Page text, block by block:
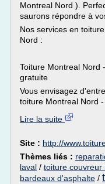
Montreal Nord ).
saurons répondre à
Nos services en
Nord :
Toiture Montreal Nord
gratuite
Vous envisagez
toiture Montreal Nord
Lire la suite
Site : http://
Thèmes liés :
laval / toiture couvreur
bardeaux d'asphalte /